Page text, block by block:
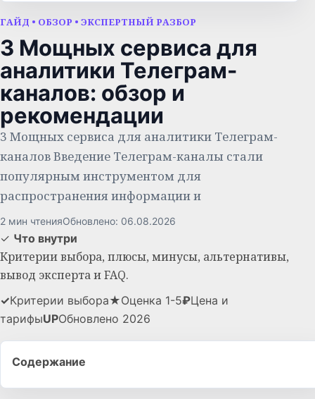
ГАЙД • ОБЗОР • ЭКСПЕРТНЫЙ РАЗБОР
3 Мощных сервиса для
аналитики Телеграм-
каналов: обзор и
рекомендации
3 Мощных сервиса для аналитики Телеграм-
каналов Введение Телеграм-каналы стали
популярным инструментом для
распространения информации и
2 мин чтенияОбновлено: 06.08.2026
✓ Что внутри
Критерии выбора, плюсы, минусы, альтернативы,
вывод эксперта и FAQ.
✓Критерии выбора★Оценка 1-5₽Цена и
тарифыUPОбновлено 2026
Содержание